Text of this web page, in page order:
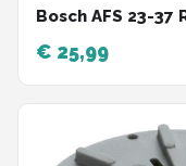
€ 25,99